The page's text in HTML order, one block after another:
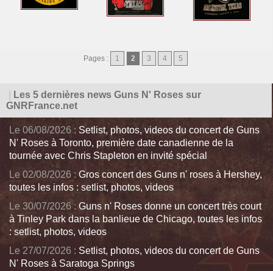
Pages : 1 2 3 4 5
Les 5 dernières news Guns N' Roses sur
GNRFrance.net
Le 06/08/2026 : Setlist, photos, videos du concert de Guns
N' Roses à Toronto, première date canadienne de la
tournée avec Chris Stapleton en invité spécial
Le 02/08/2026 : Gros concert des Guns n' roses à Hershey,
toutes les infos : setlist, photos, videos
Le 30/07/2026 : Guns n' Roses donne un concert très court
à Tinley Park dans la banlieue de Chicago, toutes les infos
: setlist, photos, videos
Le 27/07/2026 : Setlist, photos, videos du concert de Guns
N' Roses à Saratoga Springs